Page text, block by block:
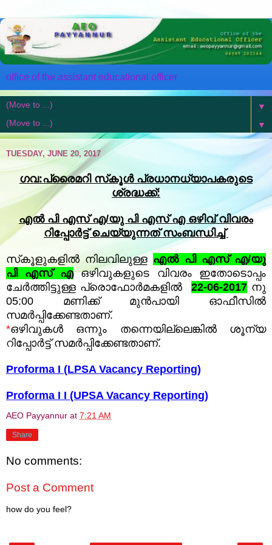
office of the assistant educational officer
▼
▼
TUESDAY, JUNE 20, 2017
ഗവ:പ്രൈമറി സ്‌കൂൾ പ്രധാനധ്യാപകരുടെ
ശ്രദ്ധക്ക്:
എൽ പി എസ് എ/യു പി എസ് എ ഒഴിവ് വിവരം
റിപ്പോർട്ട് ചെയ്യുന്നത് സംബന്ധിച്ച്
സ്‌കൂളുകളിൽ നിലവിലുള്ള എൽ പി എസ് എ/യു
പി എസ് എഒഴിവുകളുടെ വിവരം ഇതോടൊപ്പം
ചേർത്തിട്ടുള്ള പ്രൊഫോർമകളിൽ 22-06-2017നു
05:00 മണിക്ക് മുൻപായി ഓഫീസിൽ
സമർപ്പിക്കേണ്ടതാണ്.
*ഒഴിവുകൾ ഒന്നും തന്നെയില്ലെങ്കിൽ ശൂന്യ
റിപ്പോർട്ട് സമർപ്പിക്കേണ്ടതാണ്.
Proforma I (LPSA Vacancy Reporting)
Proforma I I (UPSA Vacancy Reporting)
AEO Payyannur at 7:21 AM
Share
No comments:
Post a Comment
how do you feel?